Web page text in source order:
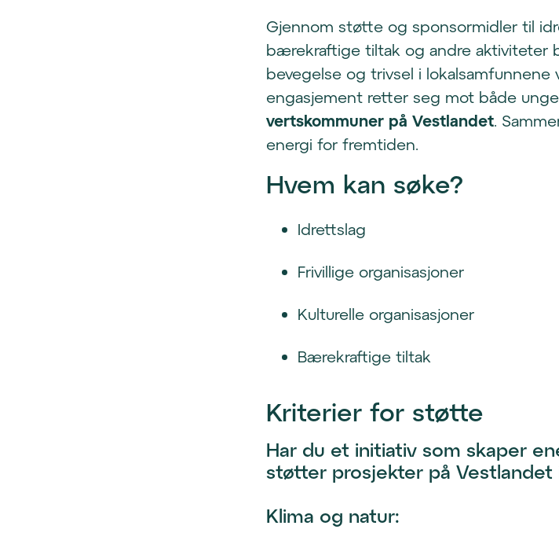
Gjennom støtte og sponsormidler til
bærekraftige tiltak og andre aktiviteter
bevegelse og trivsel i lokalsamfunnene
engasjement retter seg mot både
vertskommuner på Vestlandet.
energi for fremtiden.
Hvem kan søke?
Idrettslag
Frivillige organisasjoner
Kulturelle organisasjoner
Bærekraftige tiltak
Kriterier for støtte
Har du et initiativ som skaper
støtter prosjekter på
Klima og natur: